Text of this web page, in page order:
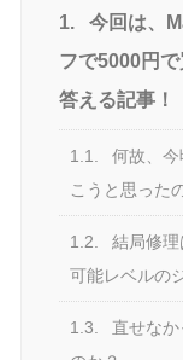
1.
今回は、
フで5000円
答える記事！
1.1.
何故、
こうと思った
1.2.
結局修
可能レベルの
1.3.
直せな